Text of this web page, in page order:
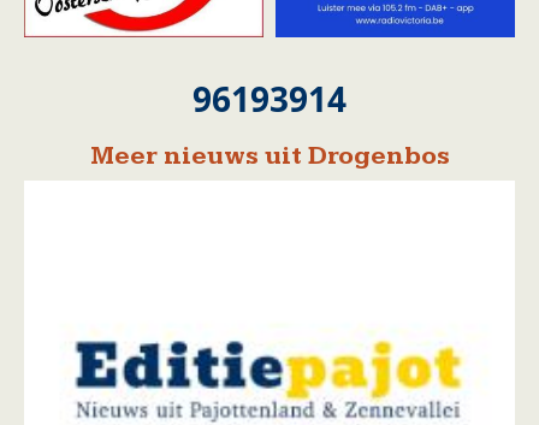
96193914
Meer nieuws uit Drogenbos